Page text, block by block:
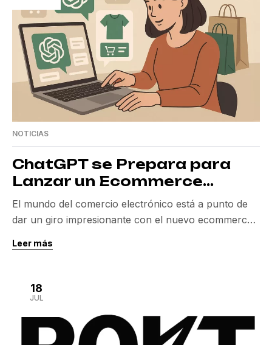
escalabilidad de sus sistemas. La […]
NOTICIAS
ChatGPT se Prepara para
Lanzar un Ecommerce
Integrado
El mundo del comercio electrónico está a punto de
dar un giro impresionante con el nuevo ecommerce
ChatGPT. Este desarrollo no solo representa un
OpenAI, sino que también posiciona a este innovador
chatbot como un competidor formidable en el
mercado digital. […]
Leer más
18
JUL